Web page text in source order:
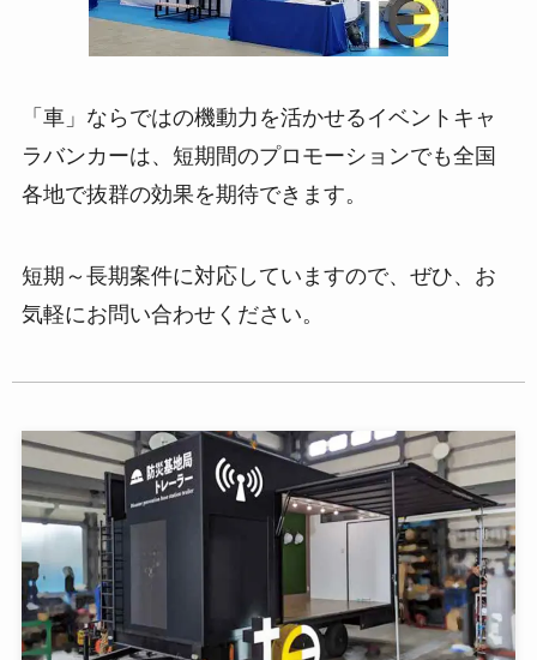
「車」ならではの機動力を活かせるイベントキャ
ラバンカーは、短期間のプロモーションでも全国
各地で抜群の効果を期待できます。
短期～長期案件に対応していますので、ぜひ、お
気軽にお問い合わせください。